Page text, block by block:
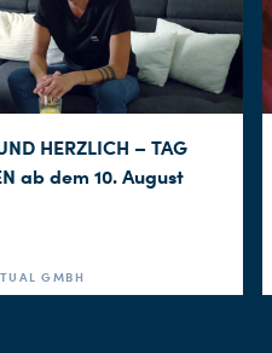
HERZLICH – TAG
ab dem 10. August
GMBH